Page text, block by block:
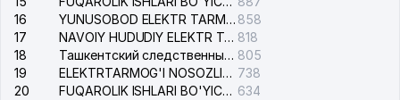
16
YUNUSOBOD ELEKTR TARMOG'I NOSOZLIKLARI XIZMATI 858
17
NAVOIY HUDUDIY ELEKTR TARMOQLARI KORXONASI AJ 818
18
Ташкентский следственный изолятор 805
19
ELEKTRTARMOG'I NOSOZLIKLARINI TO'ZATISH SERGELI XIZMATI 738
20
FUQAROLIK ISHLARI BO'YICHA UCH-TEPA TUMANI SUDI 634